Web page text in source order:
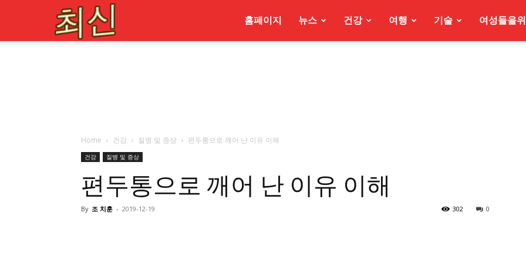
홈페이지 뉴스 건강 여행 기술 여성들을
Home 건강 질병 및 증상 편두통으로 깨어 난 이유 이해
건강 질병 및 증상
편두통으로 깨어 난 이유 이해
By 조 치훈 - 2019-12-19 0
302